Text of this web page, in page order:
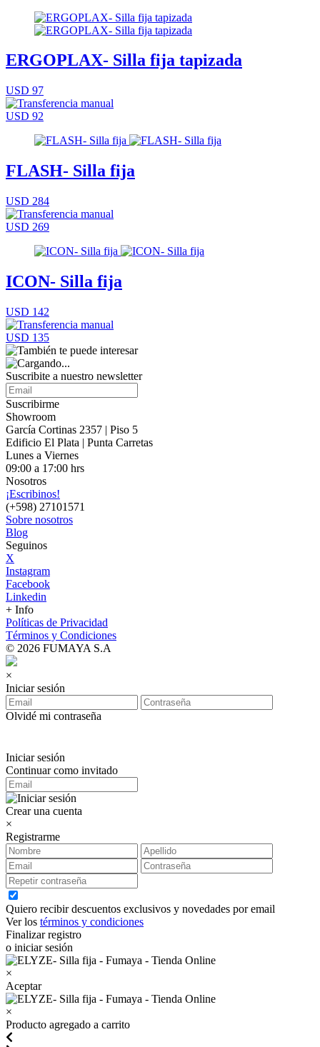
ERGOPLAX- Silla fija tapizada
USD 97
USD 92
FLASH- Silla fija
USD 284
USD 269
ICON- Silla fija
USD 142
USD 135
Suscribite a nuestro newsletter
Suscribirme
Showroom
García Cortinas 2357 | Piso 5
Edificio El Plata | Punta Carretas
Lunes a Viernes
09:00 a 17:00 hrs
Nosotros
¡Escribinos!
(+598) 27101571
Sobre nosotros
Blog
Seguinos
X
Instagram
Facebook
Linkedin
+ Info
Políticas de Privacidad
Términos y Condiciones
© 2026 FUMAYA S.A
×
Iniciar sesión
Olvidé mi contraseña
Iniciar sesión
Continuar como invitado
Crear una cuenta
×
Registrarme
Quiero recibir descuentos exclusivos y novedades por email
Ver los términos y condiciones
Finalizar registro
o iniciar sesión
×
Aceptar
×
Producto agregado a carrito